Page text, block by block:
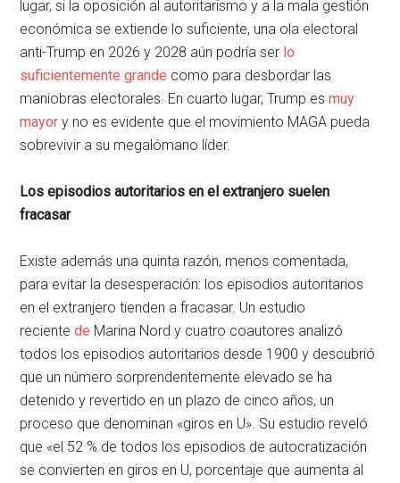
lugar, si la oposición al autoritarismo y a la mala gestión
económica se extiende lo suficiente, una ola electoral
anti-Trump en 2026 y 2028 aún podría ser lo
suficientemente grande como para desbordar las
maniobras electorales. En cuarto lugar, Trump esmuy
mayor y no es evidente que el movimiento MAGA pueda
sobrevivir a su megalómano líder.
Los episodios autoritarios en el extranjero suelen
fracasar
Existe además una quinta razón, menos comentada,
para evitar la desesperación: los episodios autoritarios
en el extranjero tienden a fracasar. Un estudio
recientede Marina Nord y cuatro coautores analizó
todos los episodios autoritarios desde 1900 y descubrió
que un número sorprendentemente elevado se ha
detenido y revertido en un plazo de cinco años, un
proceso que denominan «giros en U». Su estudio reveló
que «el 52 % de todos los episodios de autocratización
se convierten en giros en U, porcentaje que aumenta al